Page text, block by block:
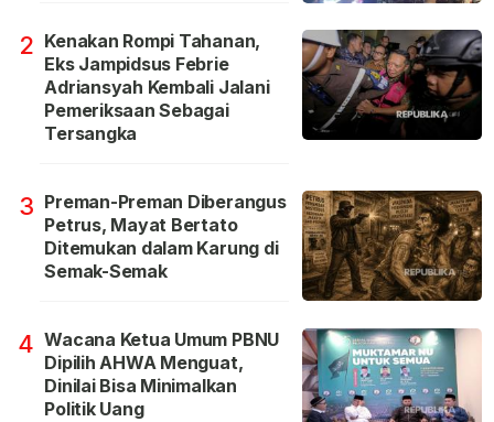
2 Kenakan Rompi Tahanan,
Eks Jampidsus Febrie
Adriansyah Kembali Jalani
Pemeriksaan Sebagai
Tersangka
3 Preman-Preman Diberangus
Petrus, Mayat Bertato
Ditemukan dalam Karung di
Semak-Semak
4 Wacana Ketua Umum PBNU
Dipilih AHWA Menguat,
Dinilai Bisa Minimalkan
Politik Uang